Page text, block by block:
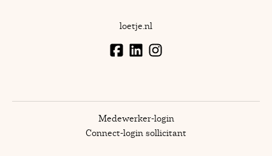
loetje.nl
Medewerker-login
Connect-login sollicitant